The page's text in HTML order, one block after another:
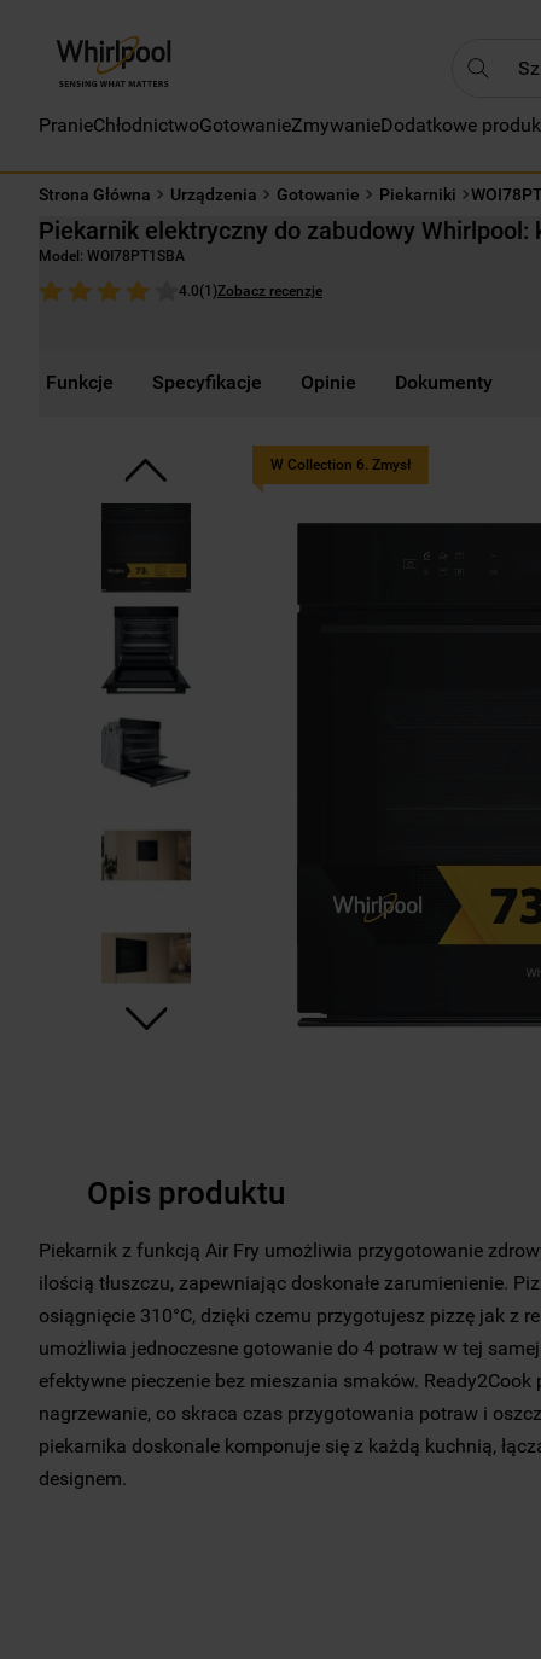
PranieChłodnictwoGotowanieZmywanieDodatkowe
Strona Główna Urządzenia Gotowanie Piekarniki
Piekarnik elektryczny do zabudowy Whirlpool:
Model: WOI78PT1SBA
4.0(1 )Zobacz recenzje
Funkcje Specyfikacje Opinie Dokumenty
W Collection 6. Zmysł
Opis produktu
Piekarnik z funkcją Air Fry umożliwia przygotowanie
ilością tłuszczu, zapewniając doskonałe zarumienienie.
osiągnięcie 310°C, dzięki czemu przygotujesz pizzę jak z
umożliwia jednoczesne gotowanie do 4 potraw w tej
efektywne pieczenie bez mieszania smaków.
nagrzewanie, co skraca czas przygotowania potraw i
piekarnika doskonale komponuje się z każdą kuchnią,
designem.
2 .
3.